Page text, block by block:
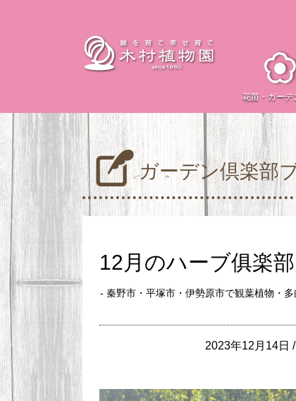
花苗・ ガーデ
ガーデン倶楽部
12月のハーブ俱楽部
- 秦野市・平塚市・伊勢原市で観葉植物・
2023年12月14日 /